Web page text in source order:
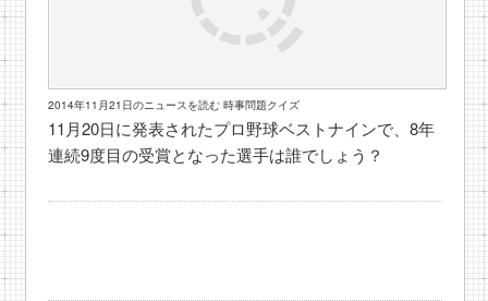
2014年11月21日のニュースを読む 時事問題クイズ
11月20日に発表されたプロ野球ベストナインで、8年
連続9度目の受賞となった選手は誰でしょう？